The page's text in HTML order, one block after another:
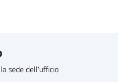
sede dell'ufficio